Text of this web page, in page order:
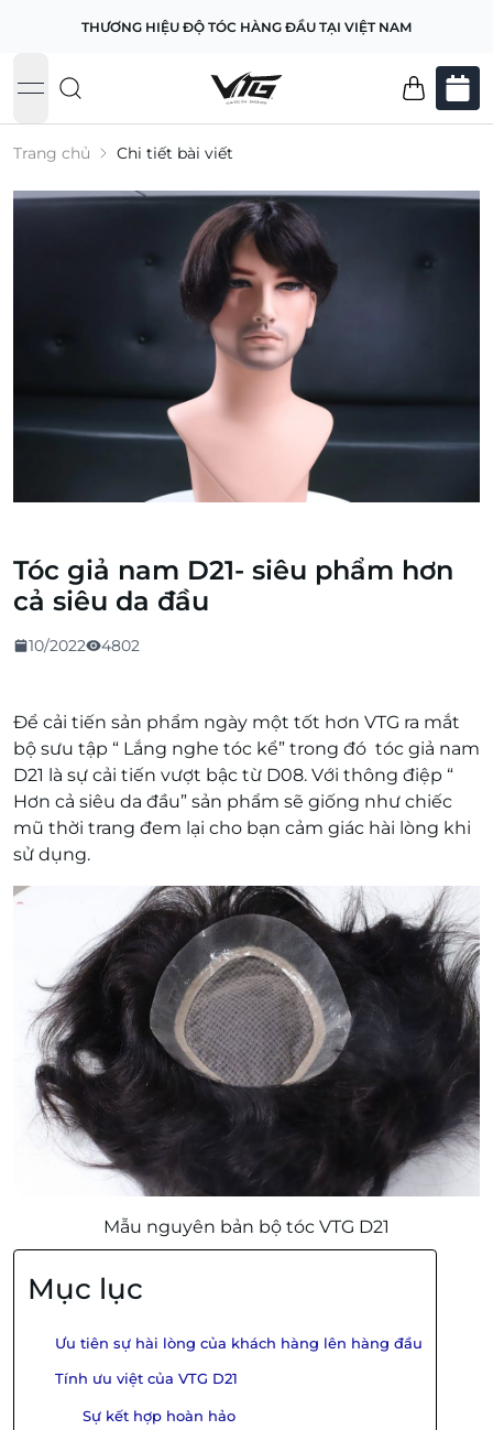
THƯƠNG HIỆU ĐỘ TÓC HÀNG ĐẦU TẠI VIỆT NAM
open navigation menu
Trang chủ Chi tiết bài viết
Tóc giả nam D21- siêu phẩm hơn
cả siêu da đầu
10/2022 4802
Để cải tiến sản phẩm ngày một tốt hơn VTG ra mắt
bộ sưu tập “ Lắng nghe tóc kể” trong đó tóc giả nam
D21 là sự cải tiến vượt bậc từ D08. Với thông điệp “
Hơn cả siêu da đầu” sản phẩm sẽ giống như chiếc
mũ thời trang đem lại cho bạn cảm giác hài lòng khi
sử dụng.
Mẫu nguyên bản bộ tóc VTG D21
Mục lục
Ưu tiên sự hài lòng của khách hàng lên hàng đầu
Tính ưu việt của VTG D21
Sự kết hợp hoàn hảo